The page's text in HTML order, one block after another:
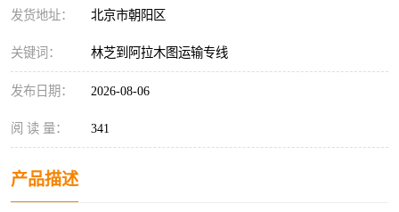
发货地址： 北京市朝阳区
关键词： 林芝到阿拉木图运输专线
发布日期： 2026-08-06
阅 读 量： 341
产品描述